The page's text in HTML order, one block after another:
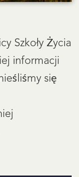
Szkoły Życia
informacji
się